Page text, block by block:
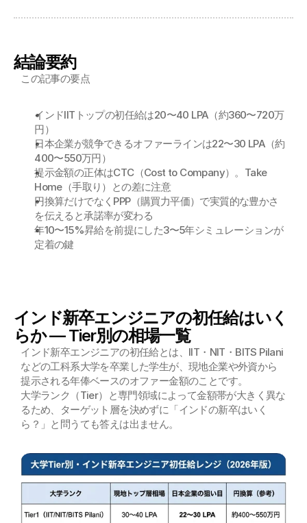
結論要約
この記事の要点
インドIITトップの初任給は20〜40 LPA（約360〜720万
円）
日本企業が競争できるオファーラインは22〜30 LPA（約
400〜550万円）
提示金額の正体はCTC（Cost to Company）。Take
Home（手取り）との差に注意
円換算だけでなくPPP（購買力平価）で実質的な豊かさ
を伝えると承諾率が変わる
年10〜15%昇給を前提にした3〜5年シミュレーションが
定着の鍵
インド新卒エンジニアの初任給はいく
らか — Tier別の相場一覧
インド新卒エンジニアの初任給とは、IIT・NIT・BITS Pilani
などの工科系大学を卒業した学生が、現地企業や外資から
提示される年俸ベースのオファー金額のことです。
大学ランク（Tier）と専門領域によって金額帯が大きく異な
るため、ターゲット層を決めずに「インドの新卒はいく
ら？」と問うても答えは出ません。